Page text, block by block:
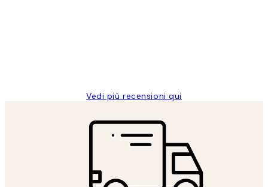
Vedi più recensioni qui